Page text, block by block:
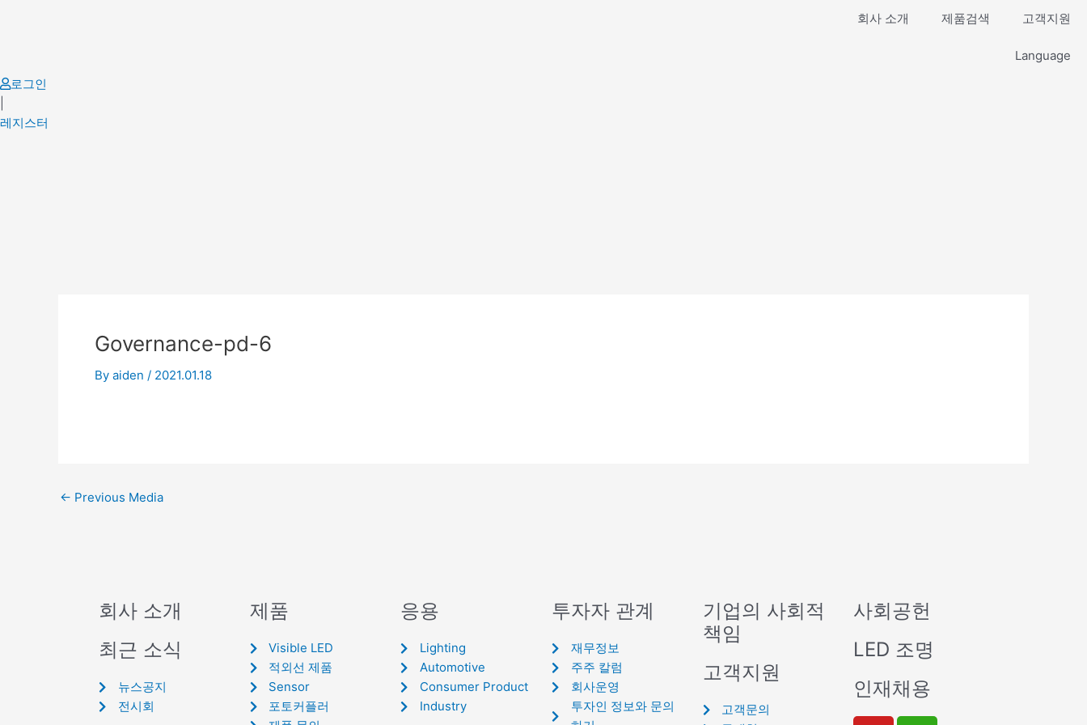
회사 소개 제품검색 고객지원
Language
로그인
레지스터
Governance-pd-6
By aiden / 2021.01.18
← Previous Media
회사 소개
최근 소식
뉴스공지
전시회
제품
Visible LED
적외선 제품
Sensor
포토커플러
응용
Lighting
Automotive
Consumer Product
Industry
투자자 관계
재무정보
주주 칼럼
회사운영
투자인 정보와 문의
기업의 사회적
책임
고객지원
고객문의
사회공헌
LED 조명
인재채용